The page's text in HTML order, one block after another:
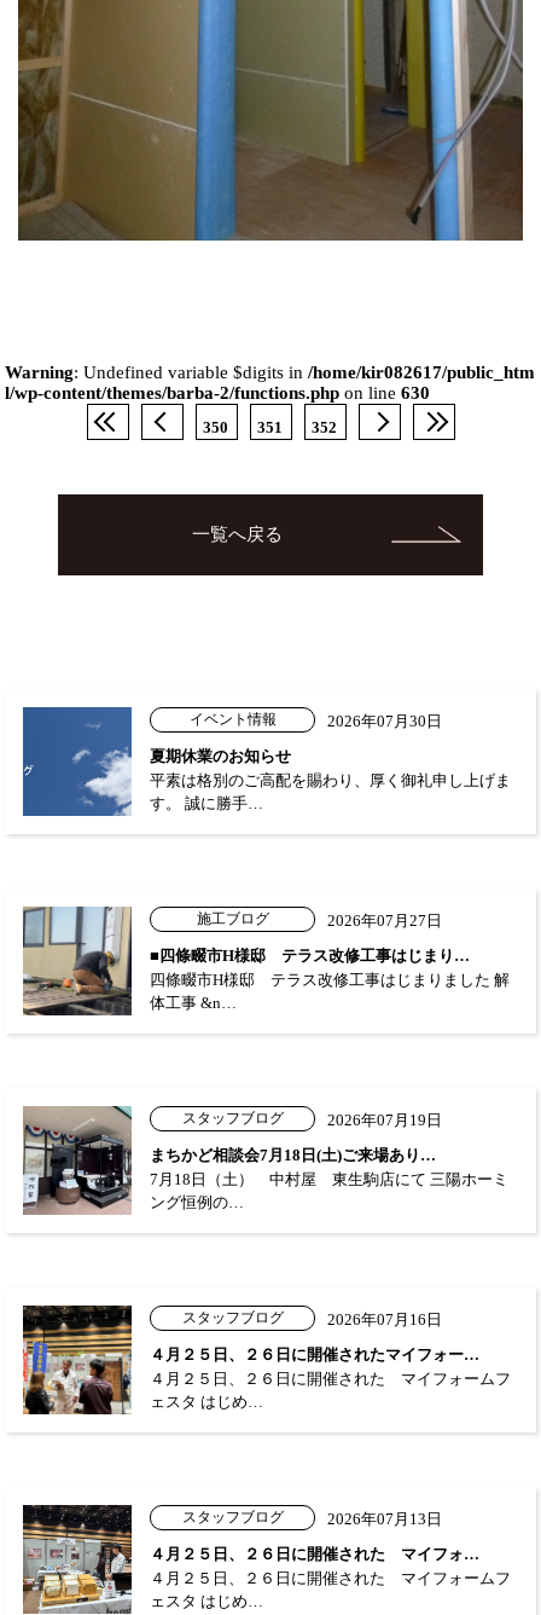
Warning: Undefined variable $digits in/home/kir082617/public_htm
l/wp-content/themes/barba-2/functions.php on line630
350 351 352
一覧へ戻る
イベント情報
2026年07月30日
夏期休業のお知らせ
平素は格別のご高配を賜わり、厚く御礼申し上げま
す。 誠に勝手…
施工ブログ
2026年07月27日
■四條畷市H様邸 テラス改修工事はじまり…
四條畷市H様邸 テラス改修工事はじまりました 解
体工事 &n…
スタッフブログ
2026年07月19日
まちかど相談会7月18日(土)ご来場あり…
7月18日（土） 中村屋 東生駒店にて 三陽ホーミ
ング恒例の…
スタッフブログ
2026年07月16日
４月２５日、２６日に開催されたマイフォー…
４月２５日、２６日に開催された マイフォームフ
ェスタ はじめ…
スタッフブログ
2026年07月13日
４月２５日、２６日に開催された マイフォ…
４月２５日、２６日に開催された マイフォームフ
ェスタ はじめ…